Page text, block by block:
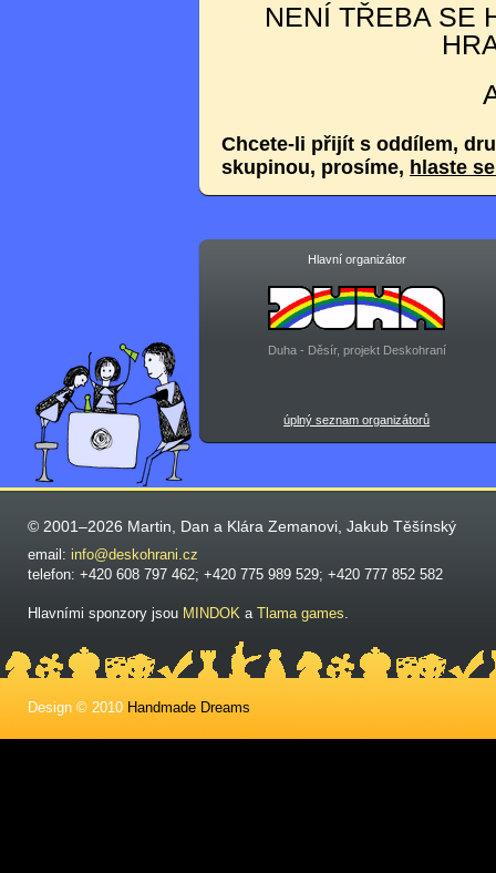
NENÍ TŘEBA SE
Chcete-li přijít s oddílem,
skupinou, prosíme, hlaste
Hlavní organizátor
Duha - Děsír, projekt Deskohraní
úplný seznam organizátorů
© 2001–2026 Martin, Dan a Klára Zemanovi, Jakub Těšínský
email: info@deskohrani.cz
telefon: +420 608 797 462; +420 775 989 529; +420 777 852 582
Hlavními sponzory jsou MINDOK a Tlama games.
Design © 2010 Handmade Dreams